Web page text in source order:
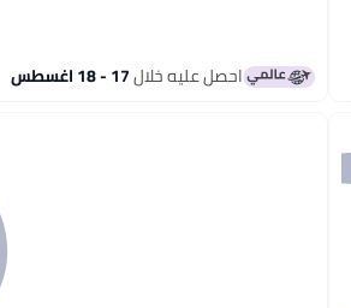
احصل عليه خلال17 - 18 اغسطس